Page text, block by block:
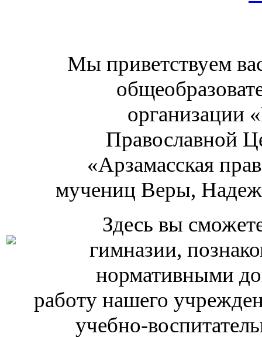
Мы приветствуем
организации
Православной
«Арзамасская
мучениц Веры,
Здесь вы
гимназии,
нормативными
работу нашего
учебно-